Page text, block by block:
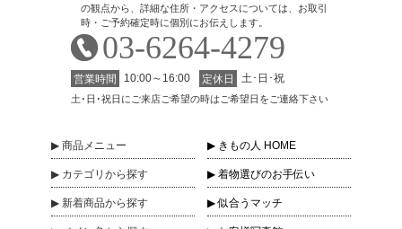
の観点から、詳細な住所・アクセスについては、お取引
時・ご予約確定時に個別にお伝えします。
03-6264-4279
営業時間 10:00～16:00 定休日 土･日･祝
土･日･祝日にご来店ご希望の時はご希望日をご連絡下さい
商品 メニュー
カテゴリ から探す
新着商品から探す
きもの人 HOME
着物選びのお手伝い
似合うマッチ